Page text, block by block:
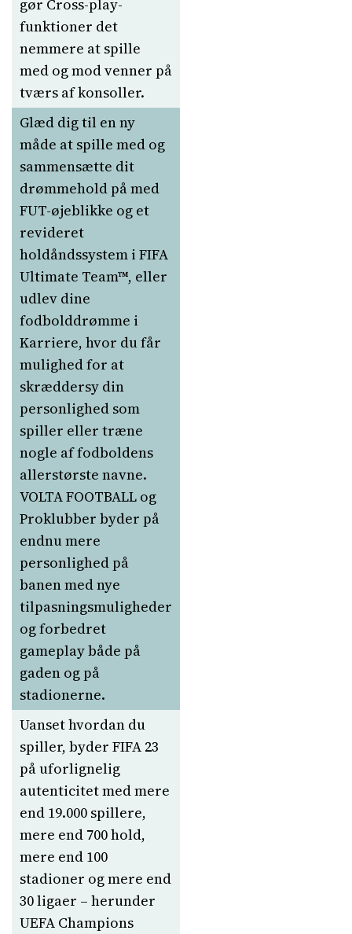
gør Cross-play-
funktioner det
nemmere at spille
med og mod venner på
tværs af konsoller.
Glæd dig til en ny
måde at spille med og
sammensætte dit
drømmehold på med
FUT-øjeblikke og et
revideret
holdåndssystem i FIFA
Ultimate Team™, eller
udlev dine
fodbolddrømme i
Karriere, hvor du får
mulighed for at
skræddersy din
personlighed som
spiller eller træne
nogle af fodboldens
allerstørste navne.
VOLTA FOOTBALL og
Proklubber byder på
endnu mere
personlighed på
banen med nye
tilpasningsmuligheder
og forbedret
gameplay både på
gaden og på
stadionerne.
Uanset hvordan du
spiller, byder FIFA 23
på uforlignelig
autenticitet med mere
end 19.000 spillere,
mere end 700 hold,
mere end 100
stadioner og mere end
30 ligaer – herunder
UEFA Champions